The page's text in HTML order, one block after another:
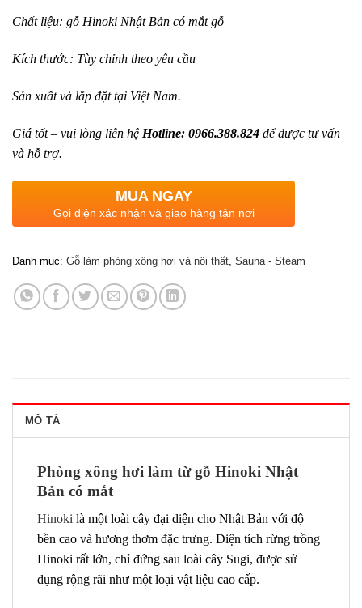
Chất liệu: gỗ Hinoki Nhật Bản có mắt gỗ
Kích thước: Tùy chỉnh theo yêu cầu
Sản xuất và lắp đặt tại Việt Nam.
Giá tốt – vui lòng liên hệ Hotline: 0966.388.824 để được tư vấn
và hỗ trợ.
MUA NGAY
Gọi điện xác nhận và giao hàng tận nơi
Danh mục: Gỗ làm phòng xông hơi và nội thất Sauna - Steam
MÔ TẢ
Phòng xông hơi làm từ gỗ Hinoki Nhật
Bản có mắt
Hinoki là một loài cây đại diện cho Nhật Bản với độ
bền cao và hương thơm đặc trưng. Diện tích rừng trồng
Hinoki rất lớn, chỉ đứng sau loài cây Sugi, được sử
dụng rộng rãi như một loại vật liệu cao cấp.